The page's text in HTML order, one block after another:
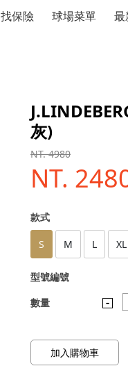
找保險 球場菜單 最
灰)
NT. 4980
NT.
款式
S M L XL
型號編號
數量
-
加入購物車